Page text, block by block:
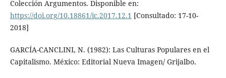
Colección Argumentos. Disponible en:
https://doi.org/10.18861/ic.2017.12.1 [Consultado: 17-10-
2018]
GARCÍA-CANCLINI, N. (1982): Las Culturas Populares en el
Capitalismo. México: Editorial Nueva Imagen/ Grijalbo.